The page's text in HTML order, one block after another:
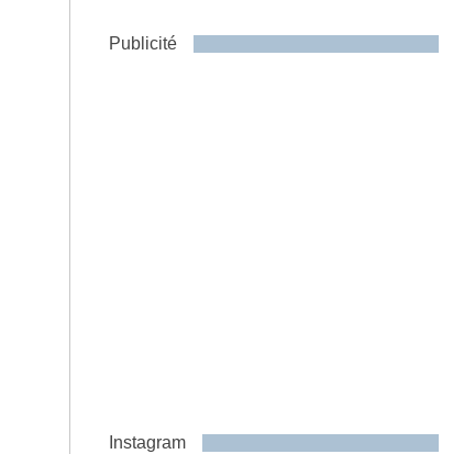
Publicité
Instagram